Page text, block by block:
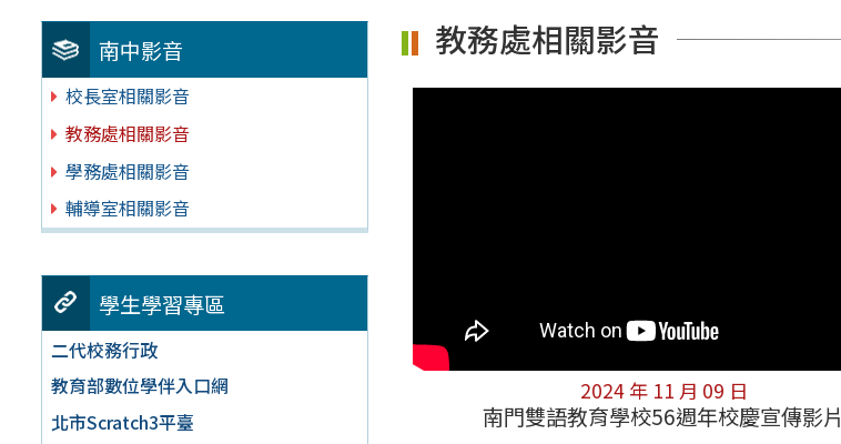
南中影音
校長室相關影音
教務處相關影音
學務處相關影音
輔導室相關影音
學生學習專區
二代校務行政
教育部數位學伴入口網
北市Scratch3平臺
教務處相關影音
2024 年 11 月 09 日
南門雙語教育學校56週年校慶宣傳影片